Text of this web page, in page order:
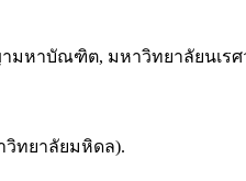
มหาบัณฑิต, มหาวิทยาลัยนเรศ
ทยาลัยมหิดล).